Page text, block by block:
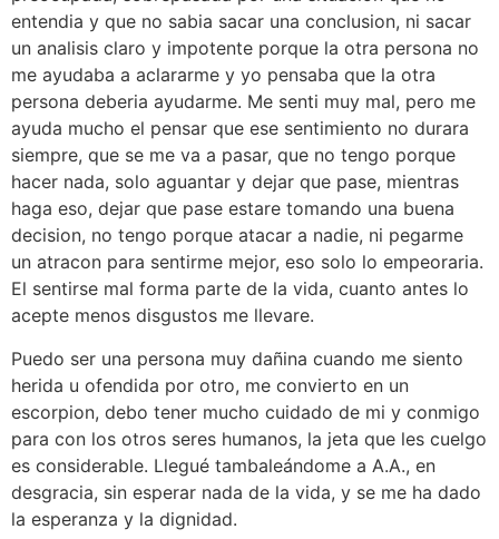
entendia y que no sabia sacar una conclusion, ni sacar
un analisis claro y impotente porque la otra persona no
me ayudaba a aclararme y yo pensaba que la otra
persona deberia ayudarme. Me senti muy mal, pero me
ayuda mucho el pensar que ese sentimiento no durara
siempre, que se me va a pasar, que no tengo porque
hacer nada, solo aguantar y dejar que pase, mientras
haga eso, dejar que pase estare tomando una buena
decision, no tengo porque atacar a nadie, ni pegarme
un atracon para sentirme mejor, eso solo lo empeoraria.
El sentirse mal forma parte de la vida, cuanto antes lo
acepte menos disgustos me llevare.
Puedo ser una persona muy dañina cuando me siento
herida u ofendida por otro, me convierto en un
escorpion, debo tener mucho cuidado de mi y conmigo
para con los otros seres humanos, la jeta que les cuelgo
es considerable. Llegué tambaleándome a A.A., en
desgracia, sin esperar nada de la vida, y se me ha dado
la esperanza y la dignidad.